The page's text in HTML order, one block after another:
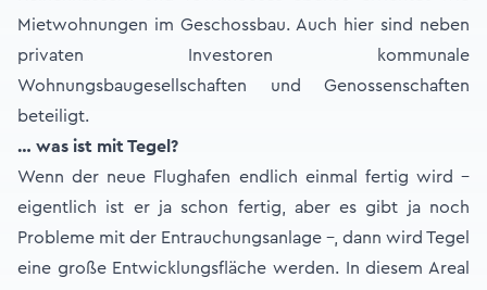
Mietwohnungen im Geschossbau. Auch hier sind neben
privaten Investoren kommunale
Wohnungsbaugesellschaften und Genossenschaften
beteiligt.
… was ist mit Tegel?
Wenn der neue Flughafen endlich einmal fertig wird –
eigentlich ist er ja schon fertig, aber es gibt ja noch
Probleme mit der Entrauchungsanlage –, dann wird Tegel
eine große Entwicklungsfläche werden. In diesem Areal